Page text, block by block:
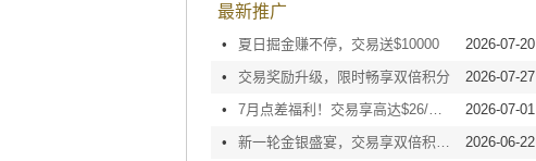
最新推广
• 夏日掘金赚不停，交易送$10000
2026-07-20
•
交易奖励升级，限时畅享双倍积分
2026-07-27
•
7月点差福利！交易享高达$26/手回赠
2026-07-01
•
2026-06-22